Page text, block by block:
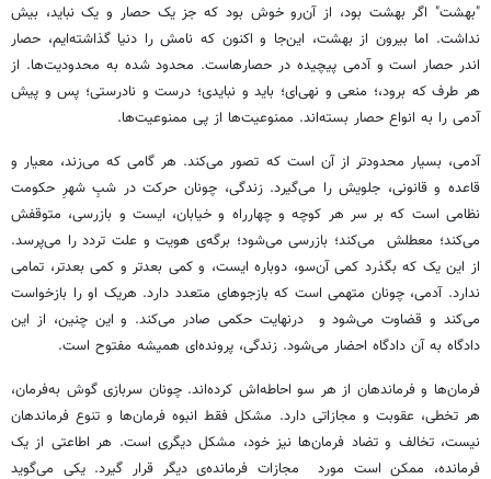
"بهشت" اگر بهشت بود، از آن‌رو خوش بود که جز یک حصار و یک نباید، بیش
نداشت. اما بیرون از بهشت، این‌جا و اکنون که نامش را دنیا گذاشته‌ایم، حصار
اندر حصار است و آدمی پیچیده در حصارهاست. محدود شده به محدودیت‌ها. از
هر طرف که برود،؛ منعی و نهی‌ای؛ باید و نبایدی؛ درست و نادرستی؛ پس و پیش
آدمی را به انواع حصار بسته‌اند. ممنوعیت‌ها از پی ممنوعیت‌ها.
آدمی، بسیار محدودتر از آن است که تصور می‌کند. هر گامی که می‌زند، معیار و
قاعده و قانونی، جلویش را می‌گیرد. زندگی، چونان حرکت در شبِ شهرِ حکومت
نظامی است که بر سر هر کوچه و چهارراه و خیابان، ایست و بازرسی، متوقفش
می‌کند؛ معطلش می‌کند؛ بازرسی می‌شود؛ برگه‌ی هویت و علت تردد را می‌پرسد.
از این یک که بگذرد کمی آن‌سو، دوباره ایست، و کمی بعدتر و کمی بعدتر، تمامی
ندارد. آدمی، چونان متهمی است که بازجوهای متعدد دارد. هریک او را بازخواست
می‌کند و قضاوت می‌شود و درنهایت حکمی صادر می‌کند. و این چنین، از این
دادگاه به آن دادگاه احضار می‌شود. زندگی، پرونده‌ای همیشه مفتوح است.
فرمان‌ها و فرماندهان از هر سو احاطه‌اش کرده‌اند. چونان سربازی گوش به‌فرمان،
هر تخطی، عقوبت و مجازاتی دارد. مشکل فقط انبوه فرمان‌ها و تنوع فرماندهان
نیست، تخالف و تضاد فرمان‌ها نیز خود، مشکل دیگری است. هر اطاعتی از یک
فرمانده، ممکن است مورد مجازات فرمانده‌ی دیگر قرار گیرد. یکی می‌گوید